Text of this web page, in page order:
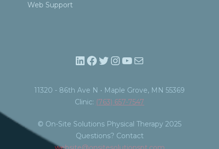
Web Support
LinkedIn
Facebook
Twitter
Instagram
YouTube
Mail
11320 - 86th Ave N • Maple Grove, MN 55369​
Clinic: (763) 657-7547
© On-Site Solutions Physical Therapy 2025
Questions? Contact